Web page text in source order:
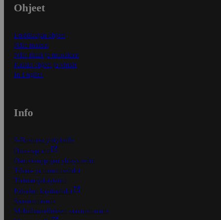
Ohjeet
Ensitilaajan ohjeet
Näin maksat
Näin tilaat ja muokkaat
Kaikki ohjeet ja vinkit
In English
Info
S-Business yrityksille
Oiva-raportit
Osuuskauppojen yhteystiedot
Tilaus- ja toimitusehdot
Tietosuojakäytäntö
Palvelun käyttöehdot
Saavutettavuus
Mobiilisovelluksen saavutettavuus